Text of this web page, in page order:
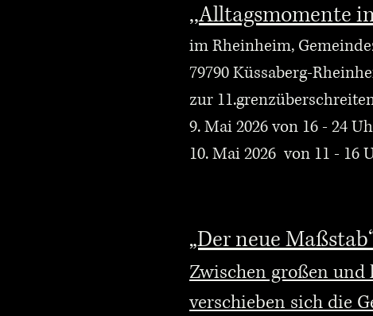
,,Alltagsmomente
imRheinheim,
79790 Küssaberg-
zur
9. Mai 2026 von 16 - 24
10. Mai 2026 von 11 - 16
„Der neue
Zwischen großen und
verschieben sich die